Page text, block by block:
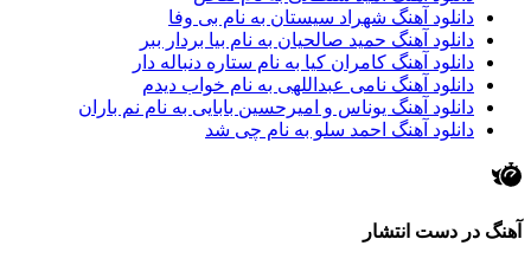
دانلود آهنگ شهراد سیستان به نام بی وفا
دانلود آهنگ حمید صالحیان به نام بیا بردار ببر
دانلود آهنگ کامران کیا به نام ستاره دنباله دار
دانلود آهنگ نامی عبداللهی به نام خواب دیدم
دانلود آهنگ یوناس و امیرحسین بابایی به نام نم باران
دانلود آهنگ احمد سلو به نام چی شد
آهنگ در دست انتشار